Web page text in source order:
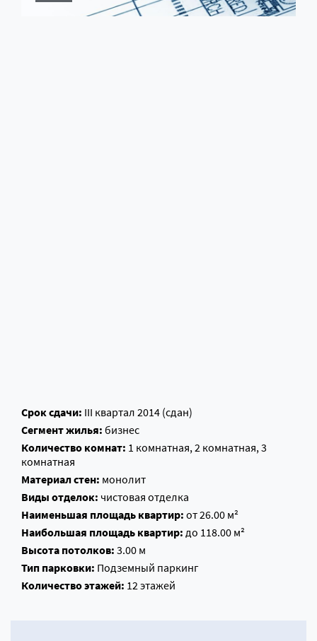
Срок сдачи: III квартал 2014 (сдан)
Сегмент жилья: бизнес
Количество комнат: 1 комнатная, 2 комнатная, 3
комнатная
Материал стен: монолит
Виды отделок: чистовая отделка
Наименьшая площадь квартир: от 26.00 м²
Наибольшая площадь квартир: до 118.00 м²
Высота потолков: 3.00 м
Тип парковки: Подземный паркинг
Количество этажей: 12 этажей